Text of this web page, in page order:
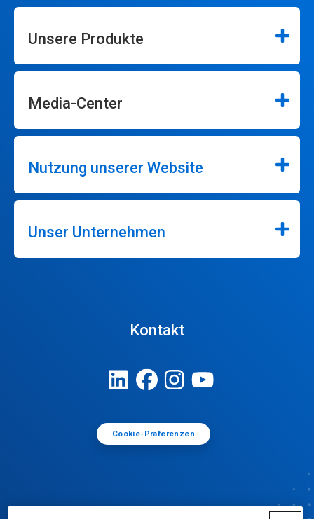
Unsere Produkte
Media-Center
Nutzung unserer Website
Unser Unternehmen
Kontakt
Cookie-Präferenzen